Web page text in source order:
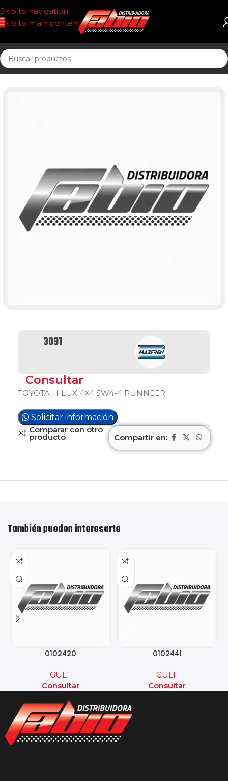
Skip to navigation
Skip to main content
Inicio PASTILLAS DE FRENO
3091
Consultar
TOYOTA HILUX 4X4 SW4-4 RUNNEER
Solicitar información
Comparar con otro
producto Compartir en:
También pueden interesarte
0102420
GULF
Consultar
0102441
GULF
Consultar